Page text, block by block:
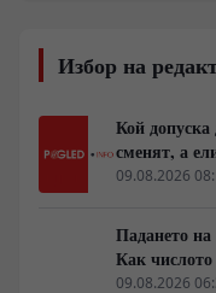
Избор на
Кой допуска
сменят, а
09.08.2026
Падането
Как
спадна
09.08.2026